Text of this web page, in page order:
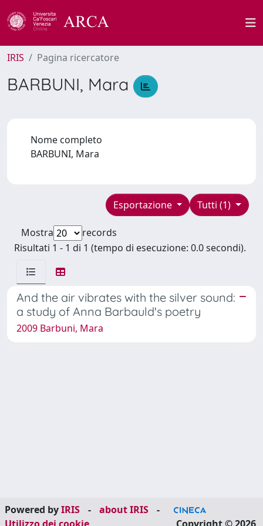
IRIS Pagina ricercatore
BARBUNI, Mara
Nome completo
BARBUNI, Mara
Tutti (1)
Esportazione
Mostra
records
Risultati 1 - 1 di 1 (tempo di esecuzione: 0.0 secondi).
And the air vibrates with the silver sound:
a study of Anna Barbauld's poetry
2009 Barbuni, Mara
Powered byIRIS - about IRIS
-